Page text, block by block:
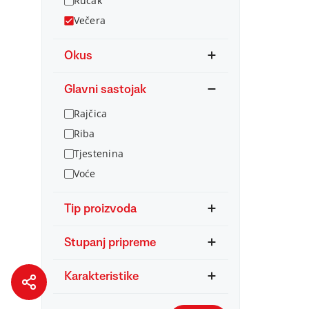
Večera
Okus
Glavni sastojak
Rajčica
Riba
Tjestenina
Voće
Tip proizvoda
Stupanj pripreme
Karakteristike